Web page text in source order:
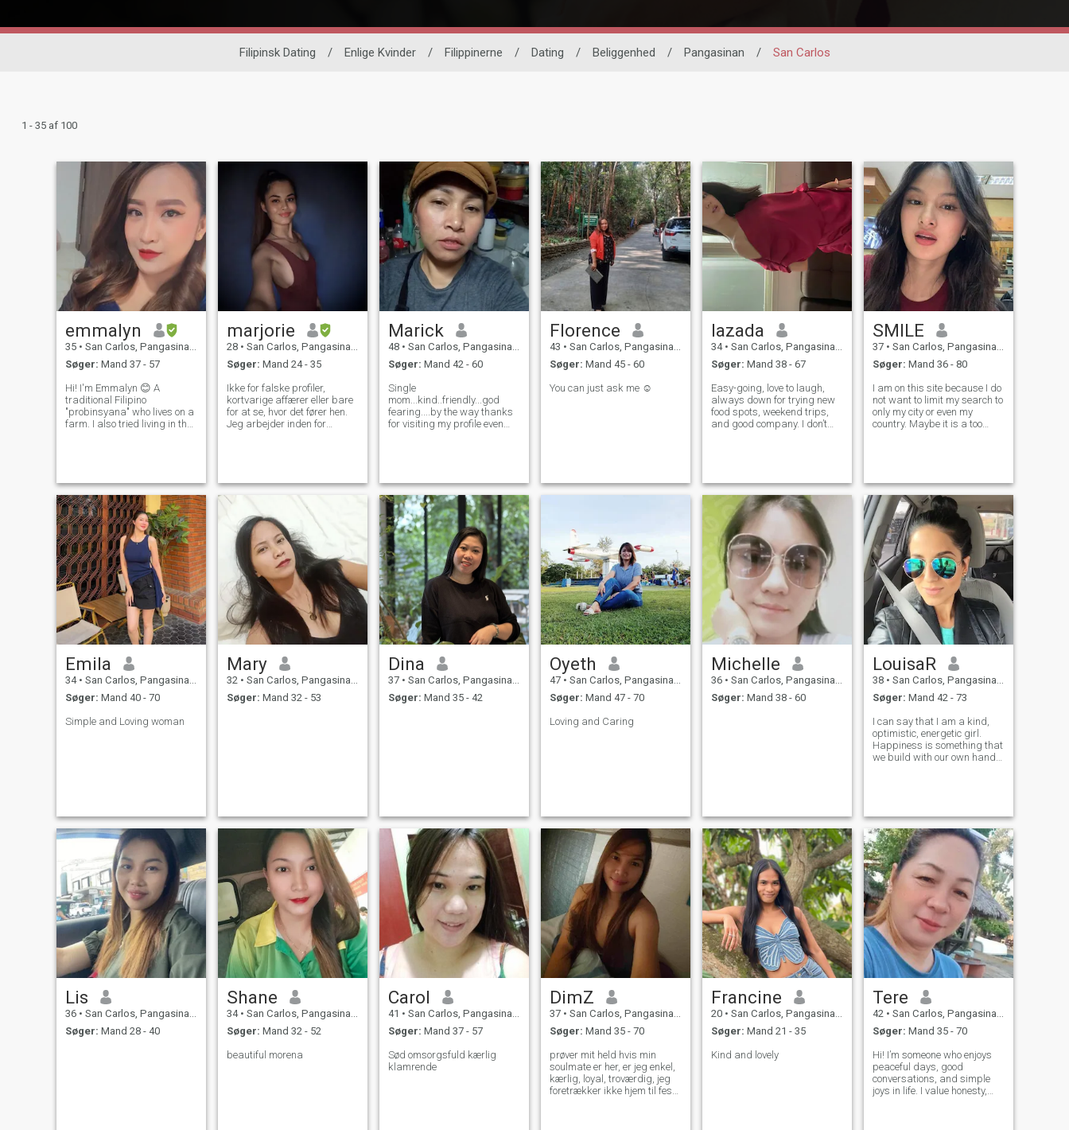
Filipinsk Dating / Enlige Kvinder / Filippinerne / Dating / Beliggenhed / Pangasinan / San Carlos
1 - 35 af 100
emmalyn
35 • San Carlos, Pangasinan, Filippinerne
Søger: Mand 37 - 57
Hi! I'm Emmalyn 😊 A
traditional Filipino
"probinsyana" who lives on a
farm. I also tried living in the
woman.. Passionate about
every
marjorie
28 • San Carlos, Pangasinan, Filippinerne
Søger: Mand 24 - 35
Ikke for falske profiler,
kortvarige affærer eller bare
for at se, hvor det fører hen.
Jeg arbejder inden for
og ud. Jeg er eventyrlysten,
elsker at udforske nye steder,
og jeg søger noget ægte, et
forhold, der kan udvikle sig
til et ægteskab. Hvis du er til
spontane roadtrips, late-
night grin og opbygge noget,
der varer, så tillykke, du har
fundet mig. (Ingen tid til
spillere - det her er ikke en
basketballbane).
Marick
48 • San Carlos, Pangasinan, Filippinerne
Søger: Mand 42 - 60
Single
mom...kind..friendly...god
fearing....by the way thanks
for visiting my profile even
and accept who i am and
accept my kids..thank yo
Florence
43 • San Carlos, Pangasinan, Filippinerne
Søger: Mand 45 - 60
You can just ask me ☺️
lazada
34 • San Carlos, Pangasinan, Filippinerne
Søger: Mand 38 - 67
Easy-going, love to laugh,
always down for trying new
food spots, weekend trips,
and good company. I don’t
SMILE
37 • San Carlos, Pangasinan, Filippinerne
Søger: Mand 36 - 80
I am on this site because I do
not want to limit my search to
only my city or even my
country. Maybe it is a too
romantic person. So, if you ar
Emila
34 • San Carlos, Pangasinan, Filippinerne
Søger: Mand 40 - 70
Simple and Loving woman
Mary
32 • San Carlos, Pangasinan, Filippinerne
Søger: Mand 32 - 53
Dina
37 • San Carlos, Pangasinan, Filippinerne
Søger: Mand 35 - 42
Oyeth
47 • San Carlos, Pangasinan, Filippinerne
Søger: Mand 47 - 70
Loving and Caring
Michelle
36 • San Carlos, Pangasinan, Filippinerne
Søger: Mand 38 - 60
LouisaR
38 • San Carlos, Pangasinan, Filippinerne
Søger: Mand 42 - 73
I can say that I am a kind,
optimistic, energetic girl.
Happiness is something that
we build with our own hands
are an important aspect of
my life,
Lis
36 • San Carlos, Pangasinan, Filippinerne
Søger: Mand 28 - 40
Shane
34 • San Carlos, Pangasinan, Filippinerne
Søger: Mand 32 - 52
beautiful morena
Carol
41 • San Carlos, Pangasinan, Filippinerne
Søger: Mand 37 - 57
Sød omsorgsfuld kærlig
klamrende
DimZ
37 • San Carlos, Pangasinan, Filippinerne
Søger: Mand 35 - 70
prøver mit held hvis min
soulmate er her, er jeg enkel,
kærlig, loyal, troværdig, jeg
foretrækker ikke hjem til fest,
Francine
20 • San Carlos, Pangasinan, Filippinerne
Søger: Mand 21 - 35
Kind and lovely
Tere
42 • San Carlos, Pangasinan, Filippinerne
Søger: Mand 35 - 70
Hi! I’m someone who enjoys
peaceful days, good
conversations, and simple
joys in life. I value honesty,